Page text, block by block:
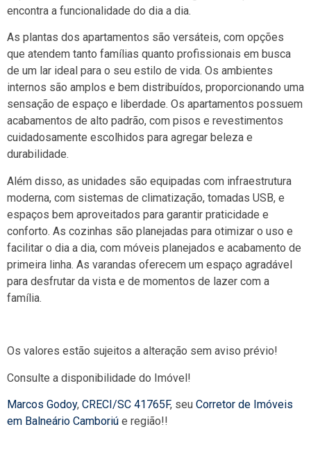
encontra a funcionalidade do dia a dia.
As plantas dos apartamentos são versáteis, com opções
que atendem tanto famílias quanto profissionais em busca
de um lar ideal para o seu estilo de vida. Os ambientes
internos são amplos e bem distribuídos, proporcionando uma
sensação de espaço e liberdade. Os apartamentos possuem
acabamentos de alto padrão, com pisos e revestimentos
cuidadosamente escolhidos para agregar beleza e
durabilidade.
Além disso, as unidades são equipadas com infraestrutura
moderna, com sistemas de climatização, tomadas USB, e
espaços bem aproveitados para garantir praticidade e
conforto. As cozinhas são planejadas para otimizar o uso e
facilitar o dia a dia, com móveis planejados e acabamento de
primeira linha. As varandas oferecem um espaço agradável
para desfrutar da vista e de momentos de lazer com a
família.
Os valores estão sujeitos a alteração sem aviso prévio!
Consulte a disponibilidade do Imóvel!
Marcos Godoy, CRECI/SC 41765F, seu Corretor de Imóveis
em Balneário Camboriú e região!!